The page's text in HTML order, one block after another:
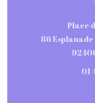
Place
86
01